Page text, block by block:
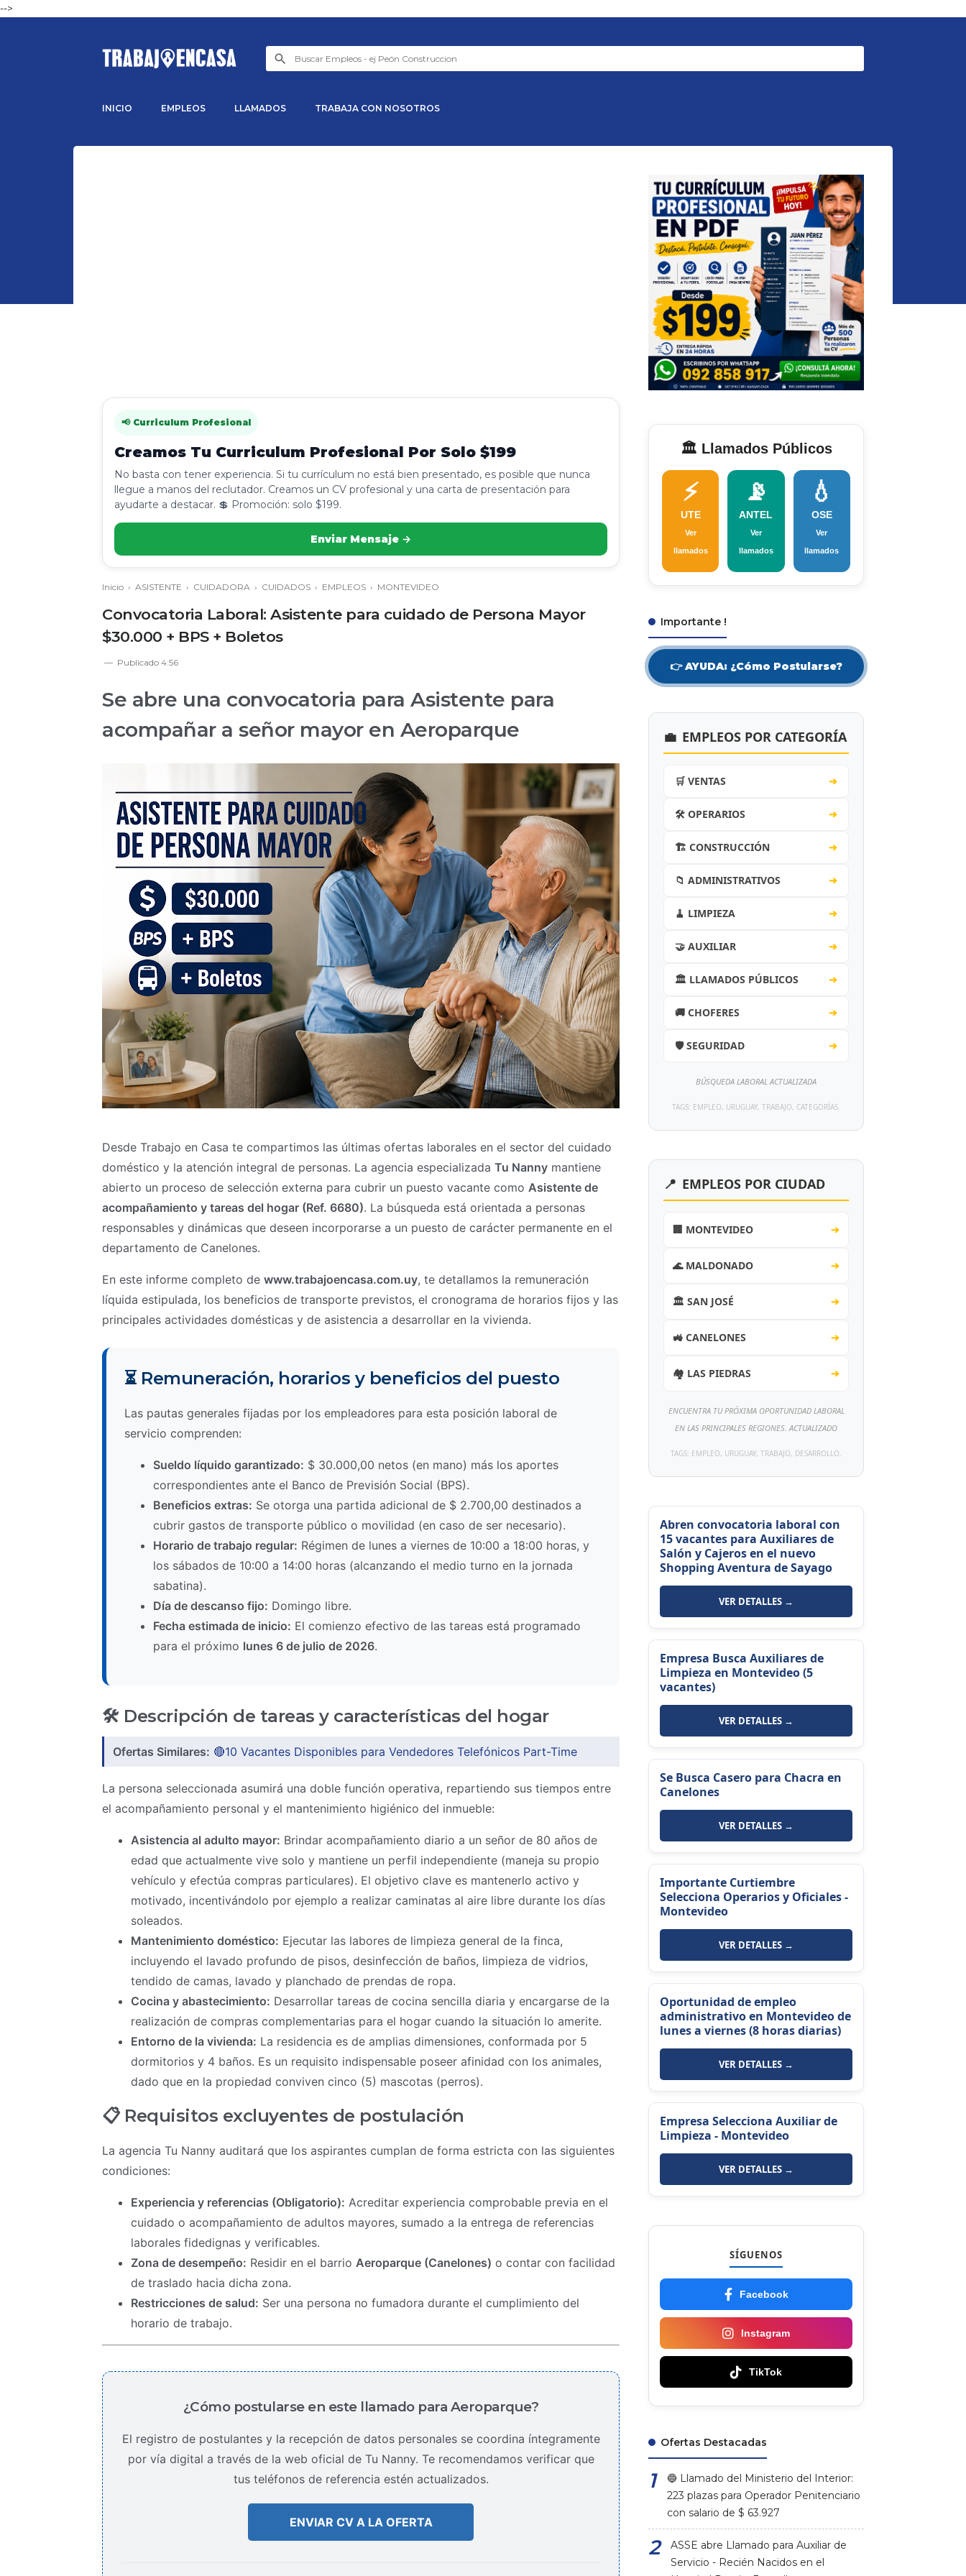
-->
INICIO EMPLEOS LLAMADOS TRABAJA CON NOSOTROS
📢 Curriculum Profesional
Creamos Tu Curriculum Profesional Por Solo $199
No basta con tener experiencia. Si tu currículum no está bien presentado, es posible que nunca
llegue a manos del reclutador. Creamos un CV profesional y una carta de presentación para
ayudarte a destacar. 💲 Promoción: solo $199.
Enviar Mensaje →
Inicio › ASISTENTE › CUIDADORA › CUIDADOS › EMPLEOS › MONTEVIDEO
Convocatoria Laboral: Asistente para cuidado de Persona Mayor
$30.000 + BPS + Boletos
Publicado 4:56
Se abre una convocatoria para Asistente para
acompañar a señor mayor en Aeroparque
Desde Trabajo en Casa te compartimos las últimas ofertas laborales en el sector del cuidado
doméstico y la atención integral de personas. La agencia especializada Tu Nanny mantiene
abierto un proceso de selección externa para cubrir un puesto vacante como Asistente de
acompañamiento y tareas del hogar (Ref. 6680). La búsqueda está orientada a personas
responsables y dinámicas que deseen incorporarse a un puesto de carácter permanente en el
departamento de Canelones.
En este informe completo de www.trabajoencasa.com.uy, te detallamos la remuneración
líquida estipulada, los beneficios de transporte previstos, el cronograma de horarios fijos y las
principales actividades domésticas y de asistencia a desarrollar en la vivienda.
⏳ Remuneración, horarios y beneficios del puesto
Las pautas generales fijadas por los empleadores para esta posición laboral de
servicio comprenden:
Sueldo líquido garantizado: $ 30.000,00 netos (en mano) más los aportes
correspondientes ante el Banco de Previsión Social (BPS).
Beneficios extras: Se otorga una partida adicional de $ 2.700,00 destinados a
cubrir gastos de transporte público o movilidad (en caso de ser necesario).
Horario de trabajo regular: Régimen de lunes a viernes de 10:00 a 18:00 horas, y
los sábados de 10:00 a 14:00 horas (alcanzando el medio turno en la jornada
sabatina).
Día de descanso fijo: Domingo libre.
Fecha estimada de inicio: El comienzo efectivo de las tareas está programado
para el próximo lunes 6 de julio de 2026.
🛠️ Descripción de tareas y características del hogar
Ofertas Similares: 🔴10 Vacantes Disponibles para Vendedores Telefónicos Part-Time
La persona seleccionada asumirá una doble función operativa, repartiendo sus tiempos entre
el acompañamiento personal y el mantenimiento higiénico del inmueble:
Asistencia al adulto mayor: Brindar acompañamiento diario a un señor de 80 años de
edad que actualmente vive solo y mantiene un perfil independiente (maneja su propio
vehículo y efectúa compras particulares). El objetivo clave es mantenerlo activo y
motivado, incentivándolo por ejemplo a realizar caminatas al aire libre durante los días
soleados.
Mantenimiento doméstico: Ejecutar las labores de limpieza general de la finca,
incluyendo el lavado profundo de pisos, desinfección de baños, limpieza de vidrios,
tendido de camas, lavado y planchado de prendas de ropa.
Cocina y abastecimiento: Desarrollar tareas de cocina sencilla diaria y encargarse de la
realización de compras complementarias para el hogar cuando la situación lo amerite.
Entorno de la vivienda: La residencia es de amplias dimensiones, conformada por 5
dormitorios y 4 baños. Es un requisito indispensable poseer afinidad con los animales,
dado que en la propiedad conviven cinco (5) mascotas (perros).
📋 Requisitos excluyentes de postulación
La agencia Tu Nanny auditará que los aspirantes cumplan de forma estricta con las siguientes
condiciones:
Experiencia y referencias (Obligatorio): Acreditar experiencia comprobable previa en el
cuidado o acompañamiento de adultos mayores, sumado a la entrega de referencias
laborales fidedignas y verificables.
Zona de desempeño: Residir en el barrio Aeroparque (Canelones) o contar con facilidad
de traslado hacia dicha zona.
Restricciones de salud: Ser una persona no fumadora durante el cumplimiento del
horario de trabajo.
¿Cómo postularse en este llamado para Aeroparque?
El registro de postulantes y la recepción de datos personales se coordina íntegramente
por vía digital a través de la web oficial de Tu Nanny. Te recomendamos verificar que
tus teléfonos de referencia estén actualizados.
ENVIAR CV A LA OFERTA
🏛️ Llamados Públicos
⚡
UTE
Ver
llamados
📡
ANTEL
Ver
llamados
💧
OSE
Ver
llamados
Importante !
👉 AYUDA: ¿Cómo Postularse?
💼 EMPLEOS POR CATEGORÍA
🛒 VENTAS ➔
🛠️ OPERARIOS ➔
🏗️ CONSTRUCCIÓN ➔
📁 ADMINISTRATIVOS ➔
🧹 LIMPIEZA ➔
🤝 AUXILIAR ➔
🏛️ LLAMADOS PÚBLICOS ➔
🚚 CHOFERES ➔
🛡️ SEGURIDAD ➔
BÚSQUEDA LABORAL ACTUALIZADA
TAGS: EMPLEO, URUGUAY, TRABAJO, CATEGORÍAS.
📍 EMPLEOS POR CIUDAD
🏢 MONTEVIDEO ➔
🌊 MALDONADO ➔
🏛️ SAN JOSÉ ➔
🚜 CANELONES ➔
🏘️ LAS PIEDRAS ➔
ENCUENTRA TU PRÓXIMA OPORTUNIDAD LABORAL
EN LAS PRINCIPALES REGIONES. ACTUALIZADO
TAGS: EMPLEO, URUGUAY, TRABAJO, DESARROLLO.
Abren convocatoria laboral con
15 vacantes para Auxiliares de
Salón y Cajeros en el nuevo
Shopping Aventura de Sayago
VER DETALLES →
Empresa Busca Auxiliares de
Limpieza en Montevideo (5
vacantes)
VER DETALLES →
Se Busca Casero para Chacra en
Canelones
VER DETALLES →
Importante Curtiembre
Selecciona Operarios y Oficiales -
Montevideo
VER DETALLES →
Oportunidad de empleo
administrativo en Montevideo de
lunes a viernes (8 horas diarias)
VER DETALLES →
Empresa Selecciona Auxiliar de
Limpieza - Montevideo
VER DETALLES →
SÍGUENOS
Facebook
Instagram
TikTok
Ofertas Destacadas
🔵 Llamado del Ministerio del Interior:
223 plazas para Operador Penitenciario
con salario de $ 63.927
ASSE abre Llamado para Auxiliar de
Servicio - Recién Nacidos en el